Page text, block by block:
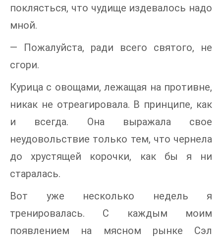
поклясться, что чудище издевалось надо
мной.
— Пожалуйста, ради всего святого, не
сгори.
Курица с овощами, лежащая на противне,
никак не отреагировала. В принципе, как
и всегда. Она выражала свое
неудовольствие только тем, что чернела
до хрустящей корочки, как бы я ни
старалась.
Вот уже несколько недель я
тренировалась. С каждым моим
появлением на мясном рынке Сэл